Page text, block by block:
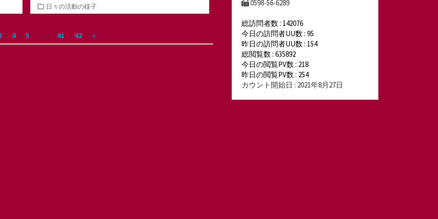
カ
テ
リ
ー
日々の活動の様子
4 5 … 41 42 »
0598-56-6289
総訪問者数 : 142076
今日の訪問者UU数 : 95
昨日の訪問者UU数 : 154
総閲覧数 : 635892
今日の閲覧PV数 : 218
昨日の閲覧PV数 : 254
カウント開始日 : 2021年8月27日